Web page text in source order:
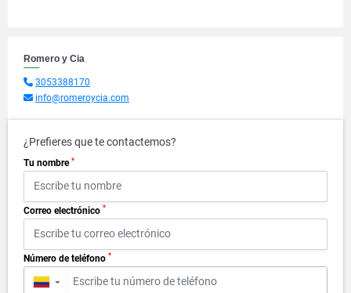
Romero y Cia
3053388170
info@romeroycia.com
¿Prefieres que te contactemos?
Tu nombre *
Correo electrónico *
Número de teléfono *
▼